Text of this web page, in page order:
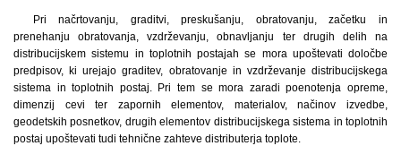
Pri načrtovanju, graditvi, preskušanju, obratovanju, začetku in
prenehanju obratovanja, vzdrževanju, obnavljanju ter drugih delih na
distribucijskem sistemu in toplotnih postajah se mora upoštevati določbe
predpisov, ki urejajo graditev, obratovanje in vzdrževanje distribucijskega
sistema in toplotnih postaj. Pri tem se mora zaradi poenotenja opreme,
dimenzij cevi ter zapornih elementov, materialov, načinov izvedbe,
geodetskih posnetkov, drugih elementov distribucijskega sistema in toplotnih
postaj upoštevati tudi tehnične zahteve distributerja toplote.